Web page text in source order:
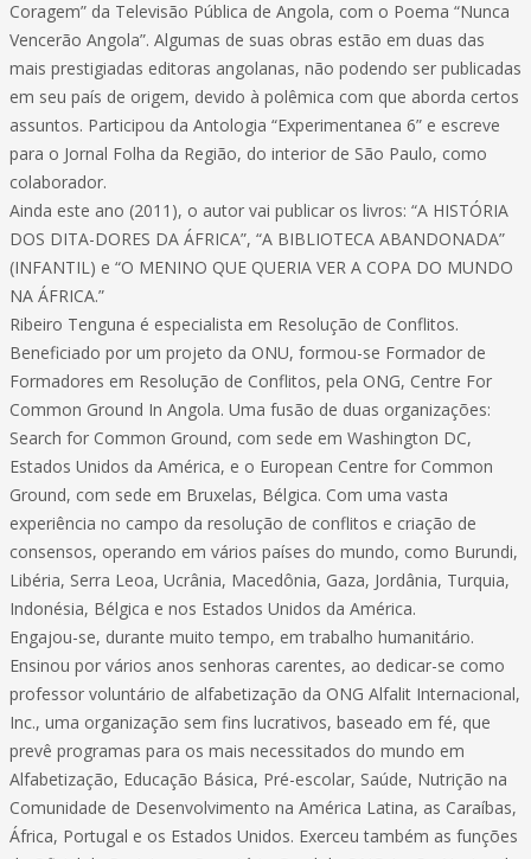
Coragem” da Televisão Pública de Angola, com o Poema “Nunca
Vencerão Angola”. Algumas de suas obras estão em duas das
mais prestigiadas editoras angolanas, não podendo ser publicadas
em seu país de origem, devido à polêmica com que aborda certos
assuntos. Participou da Antologia “Experimentanea 6” e escreve
para o Jornal Folha da Região, do interior de São Paulo, como
colaborador.
Ainda este ano (2011), o autor vai publicar os livros: “A HISTÓRIA
DOS DITA-DORES DA ÁFRICA”, “A BIBLIOTECA ABANDONADA”
(INFANTIL) e “O MENINO QUE QUERIA VER A COPA DO MUNDO
NA ÁFRICA.”
Ribeiro Tenguna é especialista em Resolução de Conflitos.
Beneficiado por um projeto da ONU, formou-se Formador de
Formadores em Resolução de Conflitos, pela ONG, Centre For
Common Ground In Angola. Uma fusão de duas organizações:
Search for Common Ground, com sede em Washington DC,
Estados Unidos da América, e o European Centre for Common
Ground, com sede em Bruxelas, Bélgica. Com uma vasta
experiência no campo da resolução de conflitos e criação de
consensos, operando em vários países do mundo, como Burundi,
Libéria, Serra Leoa, Ucrânia, Macedônia, Gaza, Jordânia, Turquia,
Indonésia, Bélgica e nos Estados Unidos da América.
Engajou-se, durante muito tempo, em trabalho humanitário.
Ensinou por vários anos senhoras carentes, ao dedicar-se como
professor voluntário de alfabetização da ONG Alfalit Internacional,
Inc., uma organização sem fins lucrativos, baseado em fé, que
prevê programas para os mais necessitados do mundo em
Alfabetização, Educação Básica, Pré-escolar, Saúde, Nutrição na
Comunidade de Desenvolvimento na América Latina, as Caraíbas,
África, Portugal e os Estados Unidos. Exerceu também as funções